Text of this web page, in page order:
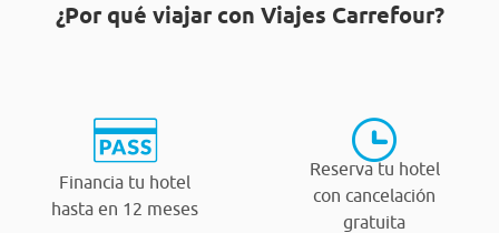
¿Por qué viajar con Viajes Carrefour?
Financia tu hotel
hasta en 12 meses
Reserva tu hotel
con cancelación
gratuita